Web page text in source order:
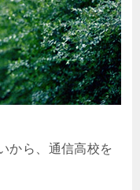
から、通信高校を